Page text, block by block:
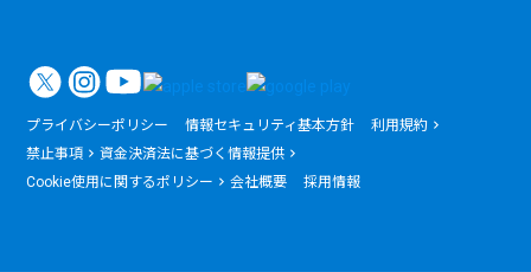
プライバシーポリシー 情報セキュリティ基本方針
利用規約
禁止事項
資金決済法に基づく情報提供
Cookie使用に関するポリシー
会社概要 採用情報